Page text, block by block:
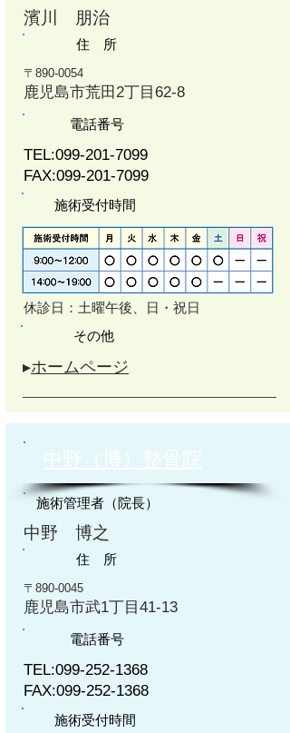
濱川 朋治
住 所
〒890-0054
鹿児島市荒田2丁目62-8
電話番号
TEL:099-201-7099
FAX:099-201-7099
施術受付時間
休診日：土曜午後、日・祝日
その他
▸ホームページ
中野（博）整骨院
施術管理者（院長）
中野 博之
住 所
〒890-0045
鹿児島市武1丁目41-13
電話番号
TEL:099-252-1368
FAX:099-252-1368
施術受付時間